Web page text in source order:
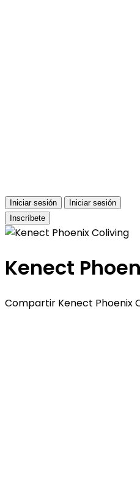
Iniciar sesión
Iniciar sesión
Inscríbete
Kenect
Compartir Kenect Phoenix